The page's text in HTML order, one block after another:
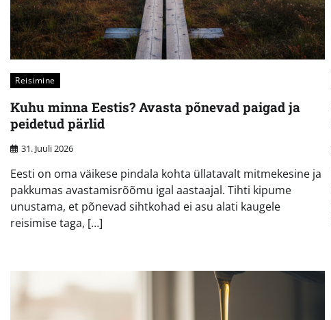
Reisimine
Kuhu minna Eestis? Avasta põnevad paigad ja
peidetud pärlid
31. Juuli 2026
Eesti on oma väikese pindala kohta üllatavalt mitmekesine ja
pakkumas avastamisrõõmu igal aastaajal. Tihti kipume
unustama, et põnevad sihtkohad ei asu alati kaugele
reisimise taga, […]